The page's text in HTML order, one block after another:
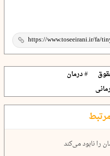
# درمان
را نابود می‌کند